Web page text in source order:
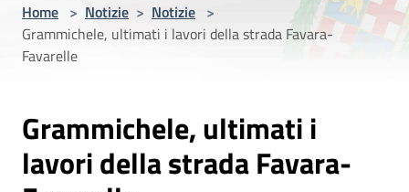
Home > Notizie > Notizie >
Grammichele, ultimati i lavori della strada Favara-
Favarelle
Grammichele, ultimati i
lavori della strada Favara-